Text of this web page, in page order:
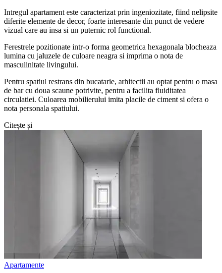
Intregul apartament este caracterizat prin ingeniozitate, fiind nelipsite
diferite elemente de decor, foarte interesante din punct de vedere
vizual care au insa si un puternic rol functional.
Ferestrele pozitionate intr-o forma geometrica hexagonala blocheaza
lumina cu jaluzele de culoare neagra si imprima o nota de
masculinitate livingului.
Pentru spatiul restrans din bucatarie, arhitectii au optat pentru o masa
de bar cu doua scaune potrivite, pentru a facilita fluiditatea
circulatiei. Culoarea mobilierului imita placile de ciment si ofera o
nota personala spatiului.
Citește și
Apartamente